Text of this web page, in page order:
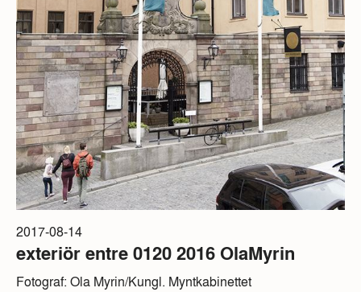
2017-08-14
exteriör entre 0120 2016 OlaMyrin
Fotograf: Ola Myrin/Kungl. Myntkabinettet